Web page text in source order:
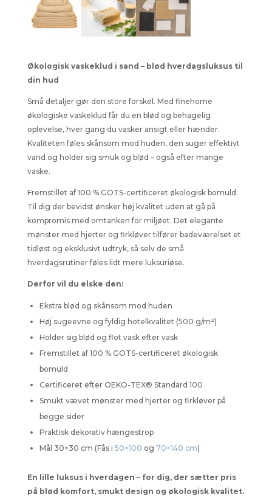
Økologisk vaskeklud i sand – blød hverdagsluksus til
din hud
Små detaljer gør den store forskel. Med finehome
økologiske vaskeklud får du en blød og behagelig
oplevelse, hver gang du vasker ansigt eller hænder.
Kvaliteten føles skånsom mod huden, den suger effektivt
vand og holder sig smuk og blød – også efter mange
vaske.
Fremstillet af 100 % GOTS-certificeret økologisk bomuld.
Til dig der bevidst ønsker høj kvalitet uden at gå på
kompromis med omtanken for miljøet. Det elegante
mønster med hjerter og firkløver tilfører badeværelset et
tidløst og eksklusivt udtryk, så selv de små
hverdagsrutiner føles lidt mere luksuriøse.
Derfor vil du elske den:
Ekstra blød og skånsom mod huden
Høj sugeevne og fyldig hotelkvalitet (500 g/m²)
Holder sig blød og flot vask efter vask
Fremstillet af 100 % GOTS-certificeret økologisk
bomuld
Certificeret efter OEKO-TEX® Standard 100
Smukt vævet mønster med hjerter og firkløver på
begge sider
Praktisk dekorativ hængestrop
Mål 30×30 cm (Fås i 50×100 og 70×140 cm)
En lille luksus i hverdagen – for dig, der sætter pris
på blød komfort, smukt design og økologisk kvalitet.